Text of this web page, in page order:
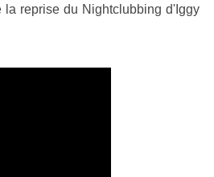
reprise du Nightclubbing d'Iggy